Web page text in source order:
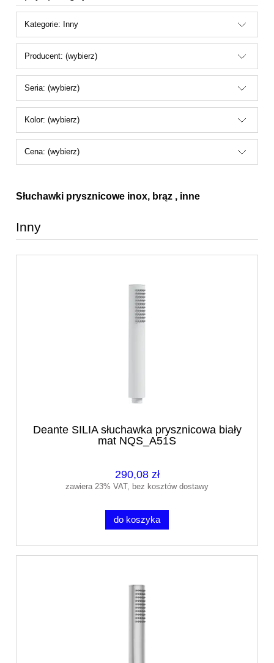
Kategorie: Inny
Producent: (wybierz)
Seria: (wybierz)
Kolor: (wybierz)
Cena: (wybierz)
Słuchawki prysznicowe inox, brąz , inne
Inny
Deante SILIA słuchawka prysznicowa biały
mat NQS_A51S
290,08 zł
zawiera 23% VAT, bez kosztów dostawy
do koszyka